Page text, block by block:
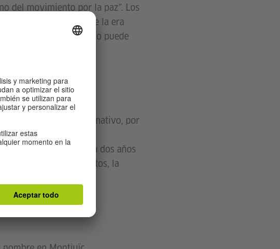
del movimiento por la paz". Los
o la "Juana de Arco de la era
"Un objetivo justo no puede
el Premio Nobel alternativo, por
Petra Kelly cada dos años
no violenta de conflictos, la